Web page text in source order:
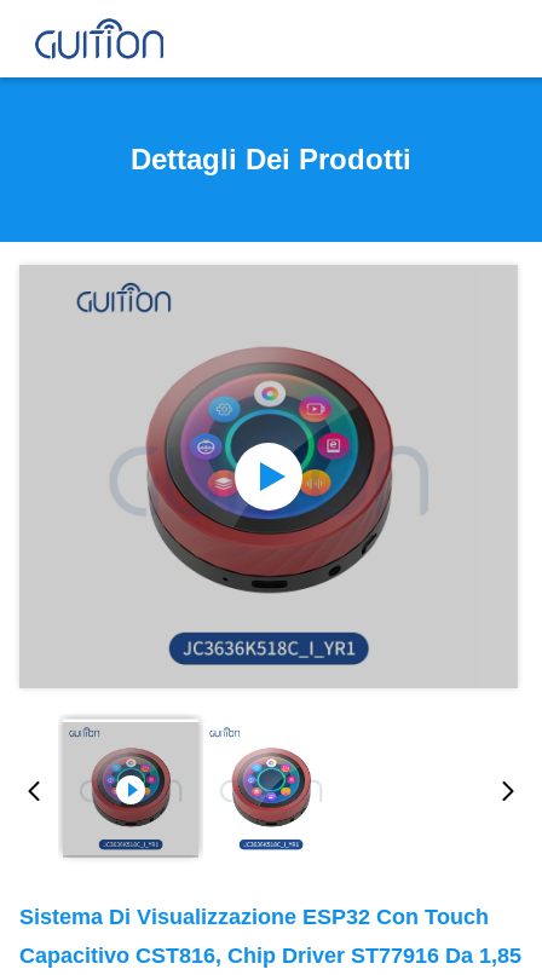
Dettagli Dei Prodotti
Sistema Di Visualizzazione ESP32 Con Touch
Capacitivo CST816, Chip Driver ST77916 Da 1,85